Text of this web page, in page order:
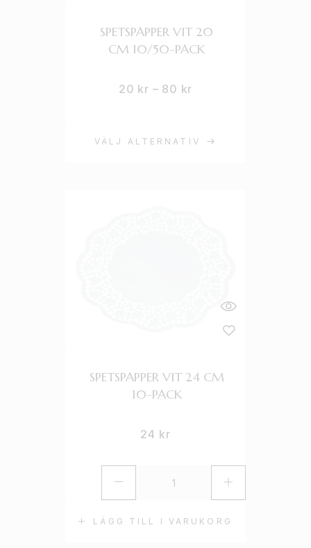
VÄLJ ALTERNATIV
SPETSPAPPER VIT 20
CM 10/50-PACK
20 kr – 80 kr
LÄGG TILL I VARUKORG
SPETSPAPPER VIT 24 CM
10-PACK
24 kr